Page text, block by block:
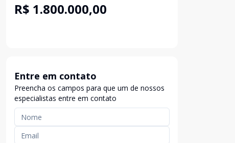
R$ 1.800.000,00
Entre em contato
Preencha os campos para que um de nossos
especialistas entre em contato